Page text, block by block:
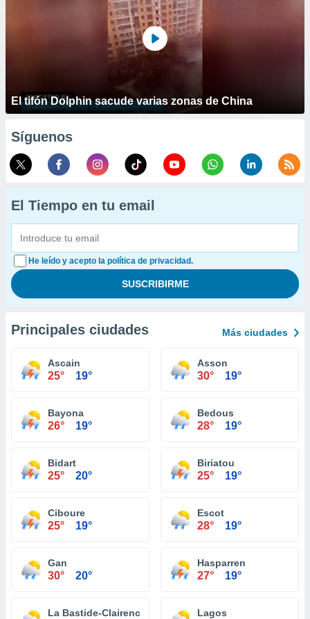
El tifón Dolphin sacude varias zonas de China
Síguenos
El Tiempo en tu email
He leído y acepto la política de privacidad.
Principales ciudades Más ciudades
Ascain
25° 19°
Asson
30° 19°
Bayona
26° 19°
Bedous
28° 19°
Bidart
25° 20°
Biriatou
25° 19°
Ciboure
25° 19°
Escot
28° 19°
Gan
30° 20°
Hasparren
27° 19°
La Bastide-Clairence Lagos